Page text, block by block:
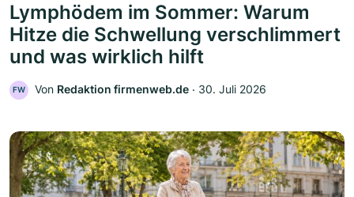
Lymphödem im Sommer: Warum
Hitze die Schwellung verschlimmert
und was wirklich hilft
FW Von Redaktion firmenweb.de ‧ 30. Juli 2026